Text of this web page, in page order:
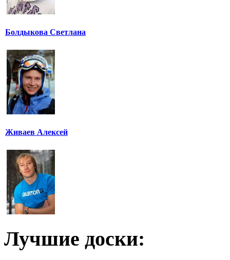
Болдыкова Светлана
Живаев Алексей
Лучшие доски: